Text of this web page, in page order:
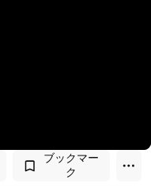
ブックマー
ク